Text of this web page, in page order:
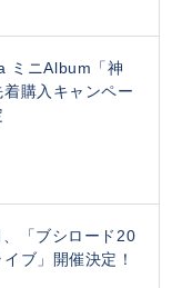
ミニAlbum「神
購入キャンペー
「ブシロード20
ブ」開催決定！